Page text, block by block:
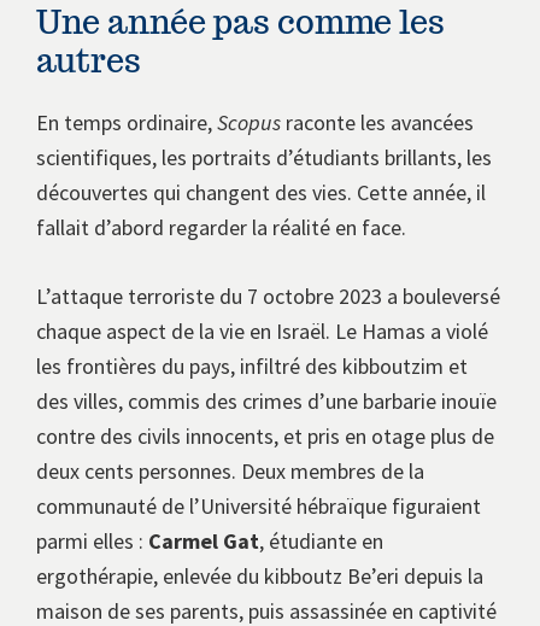
Une année pas comme les
autres
En temps ordinaire,Scopus raconte les avancées
scientifiques, les portraits d’étudiants brillants, les
découvertes qui changent des vies. Cette année, il
fallait d’abord regarder la réalité en face.
L’attaque terroriste du 7 octobre 2023 a bouleversé
chaque aspect de la vie en Israël. Le Hamas a violé
les frontières du pays, infiltré des kibboutzim et
des villes, commis des crimes d’une barbarie inouïe
contre des civils innocents, et pris en otage plus de
deux cents personnes. Deux membres de la
communauté de l’Université hébraïque figuraient
parmi elles : Carmel Gat, étudiante en
ergothérapie, enlevée du kibboutz Be’eri depuis la
maison de ses parents, puis assassinée en captivité